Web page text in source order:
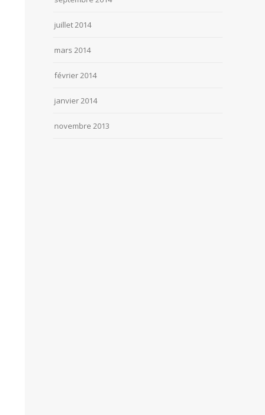
juillet 2014
mars 2014
février 2014
janvier 2014
novembre 2013